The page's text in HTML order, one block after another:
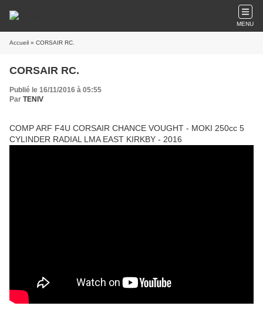
MENU
Accueil » CORSAIR RC.
CORSAIR RC.
Publié le 16/11/2016 à 05:55
Par TENIV
COMP ARF F4U CORSAIR CHANCE VOUGHT - MOKI 250cc 5
CYLINDER RADIAL LMA EAST KIRKBY - 2016